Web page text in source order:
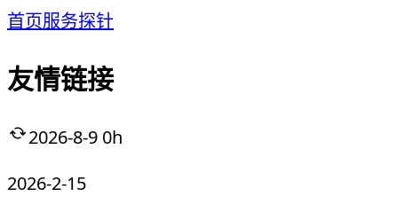
首页服务探针
友情链接
2026-8-9 0h
2026-2-15